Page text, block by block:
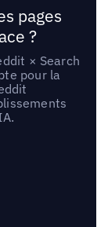
pages
?
× Search
pour la